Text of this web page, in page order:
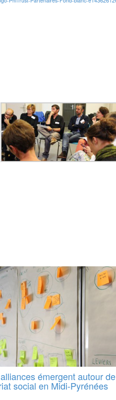
émergent autour de
social en Midi-Pyrénées